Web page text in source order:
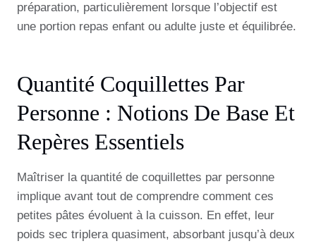
préparation, particulièrement lorsque l’objectif est
une portion repas enfant ou adulte juste et équilibrée.
Quantité Coquillettes Par
Personne : Notions De Base Et
Repères Essentiels
Maîtriser la quantité de coquillettes par personne
implique avant tout de comprendre comment ces
petites pâtes évoluent à la cuisson. En effet, leur
poids sec triplera quasiment, absorbant jusqu’à deux